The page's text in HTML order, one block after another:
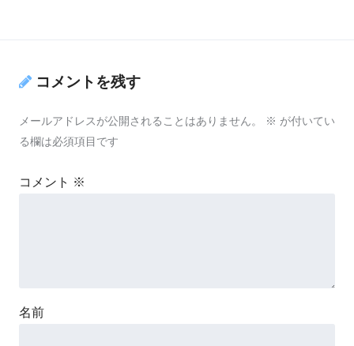
コメントを残す
メールアドレスが公開されることはありません。 ※ が付いてい
る欄は必須項目です
コメント ※
名前